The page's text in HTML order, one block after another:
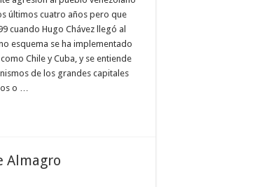
últimos cuatro años pero que
cuando Hugo Chávez llegó al
esquema se ha implementado
Chile y Cuba, y se entiende
de los grandes capitales
o …
Almagro